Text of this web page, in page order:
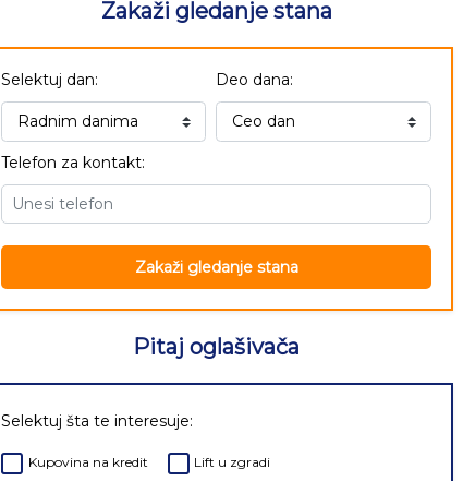
Zakaži gledanje stana
Selektuj dan: Deo dana:
Telefon za kontakt:
Zakaži gledanje stana
Pitaj oglašivača
Selektuj šta te interesuje:
Kupovina na kredit
Lift u zgradi